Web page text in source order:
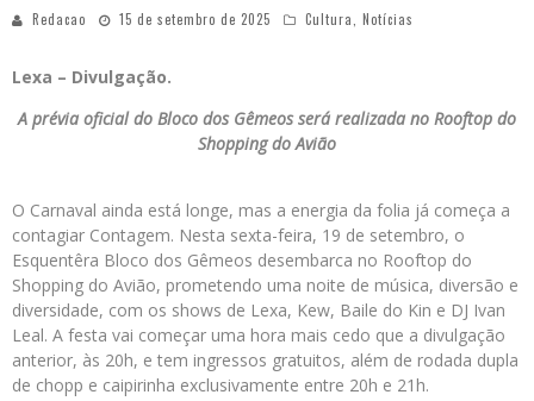
Redacao 15 de setembro de 2025 Cultura, Notícias
Lexa – Divulgação.
A prévia oficial do Bloco dos Gêmeos será realizada no Rooftop do
Shopping do Avião
O Carnaval ainda está longe, mas a energia da folia já começa a
contagiar Contagem. Nesta sexta-feira, 19 de setembro, o
Esquentêra Bloco dos Gêmeos desembarca no Rooftop do
Shopping do Avião, prometendo uma noite de música, diversão e
diversidade, com os shows de Lexa, Kew, Baile do Kin e DJ Ivan
Leal. A festa vai começar uma hora mais cedo que a divulgação
anterior, às 20h, e tem ingressos gratuitos, além de rodada dupla
de chopp e caipirinha exclusivamente entre 20h e 21h.